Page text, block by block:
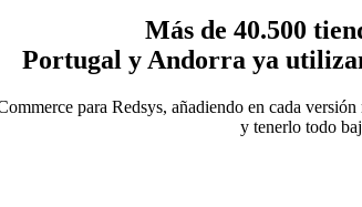
Más de 40.500
Portugal y Andorra ya
para Redsys, añadiendo en cada
y tenerlo todo